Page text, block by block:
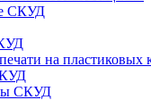
СКУД
на пластиковых
СКУД